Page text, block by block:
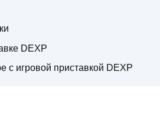
DEXP
с игровой приставкой DEXP